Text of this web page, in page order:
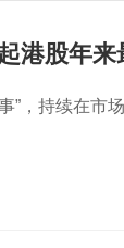
港股年来
”，持续在市